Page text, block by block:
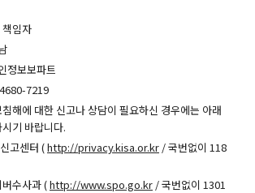
임자
정보보파트
7219
해에 대한 신고나 상담이 필요하신 경우에는 아래
기 바랍니다.
고센터 (http://privacy.kisa.or.kr / 국번없이 118
수사과 (http://www.spo.go.kr / 국번없이 1301